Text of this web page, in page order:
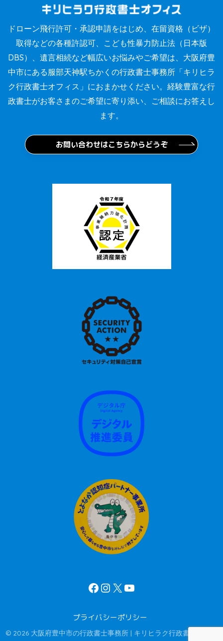
ドローン飛行許可・承認申請をはじめ、在留資格（ビザ）
取得などの各種許認可、こども性暴力防止法（日本版
DBS）、遺言相続など幅広いお悩みやご希望は、大阪府豊
中市にある服部天神駅ちかくの行政書士事務所「キリヒラ
ク行政書士オフィス」におまかせください。経験豊富な行
政書士がお客さまのご希望に寄り添い、ご相談にお答えし
ます。
お問い合わせはこちらからどうぞ
プライバシーポリシー
© 2026 大阪府豊中市の行政書士事務所 | キリヒラク行政書士オフィ